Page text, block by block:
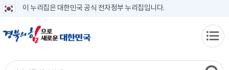
이 누리집은 대한민국 공식 전자정부 누리집입니다.